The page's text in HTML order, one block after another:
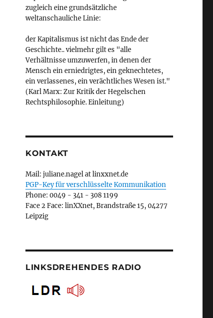
zugleich eine grundsätzliche
weltanschauliche Linie:
der Kapitalismus ist nicht das Ende der
Geschichte.. vielmehr gilt es "alle
Verhältnisse umzuwerfen, in denen der
Mensch ein erniedrigtes, ein geknechtetes,
ein verlassenes, ein verächtliches Wesen ist."
(Karl Marx: Zur Kritik der Hegelschen
Rechtsphilosophie. Einleitung)
KONTAKT
Mail: juliane.nagel at linxxnet.de
PGP-Key für verschlüsselte Kommunikation
Phone: 0049 - 341 - 308 1199
Face 2 Face: linXXnet, Brandstraße 15, 04277
Leipzig
LINKSDREHENDES RADIO